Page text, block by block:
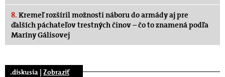
8. Kremeľ rozšíril možnosti náboru do armády aj pre
ďalších páchateľov trestných činov – čo to znamená podľa
Maríny Gálisovej
.diskusia | Zobraziť